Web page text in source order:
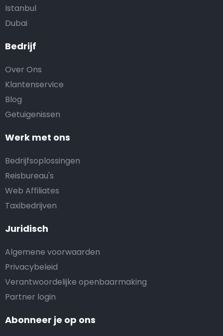
Bedrijf
Over Ons
Klantenservice
Blog
Getuigenissen
Werk met ons
Bedrijfsoplossingen
Reisbureau's
Web Affiliates
Taxibedrijven
Juridisch
Algemene voorwaarden
Privacybeleid
Verantwoordelijke openbaarmaking
Partner login
Istanbul
Dubai
Abonneer je op ons